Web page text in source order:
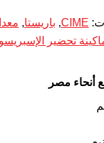
CIME
, باريستا,
تحضير
أنحاء مصر